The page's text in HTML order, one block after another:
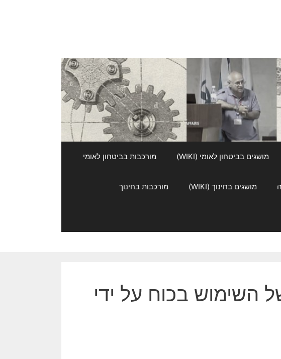
מושגים בביטחון לאומי (WIKI) מורכבות בביטחון לאומי
מושגים בחינוך (WIKI) מורכבות בחינוך
השימוש בכוח על ידי